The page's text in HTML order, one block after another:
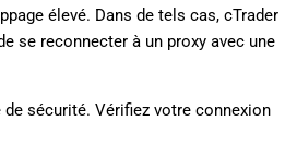
élevé. Dans de tels cas, cTrader
se reconnecter à un proxy avec une
sécurité. Vérifiez votre connexion